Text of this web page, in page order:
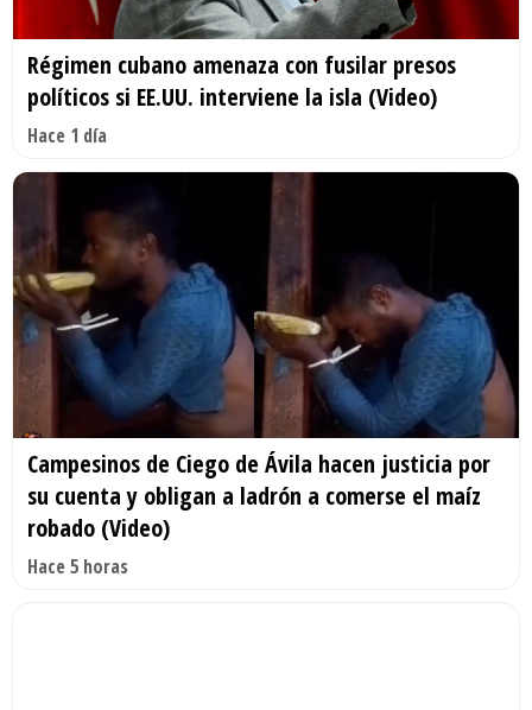
Régimen cubano amenaza con fusilar presos
políticos si EE.UU. interviene la isla (Video)
Hace 1 día
Campesinos de Ciego de Ávila hacen justicia por
su cuenta y obligan a ladrón a comerse el maíz
robado (Video)
Hace 5 horas